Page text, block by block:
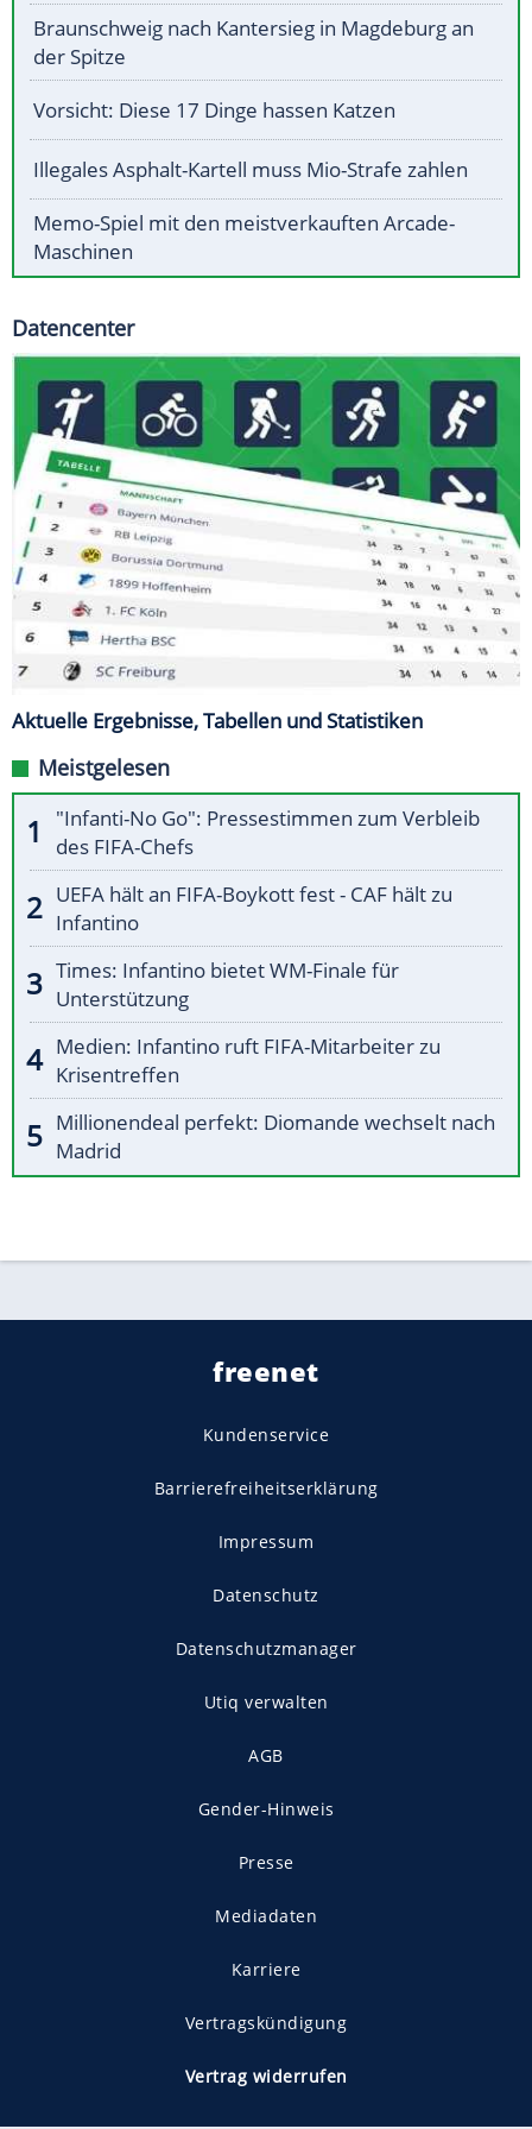
Braunschweig nach Kantersieg in Magdeburg an
der Spitze
Vorsicht: Diese 17 Dinge hassen Katzen
Illegales Asphalt-Kartell muss Mio-Strafe zahlen
Memo-Spiel mit den meistverkauften Arcade-
Maschinen
Datencenter
Aktuelle Ergebnisse, Tabellen und Statistiken
Meistgelesen
"Infanti-No Go": Pressestimmen zum Verbleib
des FIFA-Chefs
UEFA hält an FIFA-Boykott fest - CAF hält zu
Infantino
Times: Infantino bietet WM-Finale für
Unterstützung
Medien: Infantino ruft FIFA-Mitarbeiter zu
Krisentreffen
Millionendeal perfekt: Diomande wechselt nach
Madrid
freenet
Kundenservice
Barrierefreiheitserklärung
Impressum
Datenschutz
Datenschutzmanager
Utiq verwalten
AGB
Gender-Hinweis
Presse
Mediadaten
Karriere
Vertragskündigung
Vertrag widerrufen